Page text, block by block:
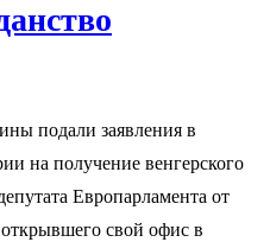
подали заявления в
на получение венгерского
Европарламента от
свой офис в